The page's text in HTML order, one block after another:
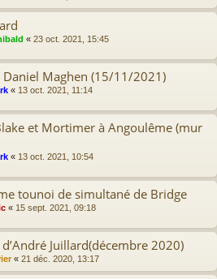
« 23 oct. 2021, 15:45
Daniel Maghen (15/11/2021)
« 13 oct. 2021, 11:14
et Mortimer à Angoulême (mur
« 13 oct. 2021, 10:54
tounoi de simultané de Bridge
« 15 sept. 2021, 09:18
Juillard(décembre 2020)
« 21 déc. 2020, 13:17